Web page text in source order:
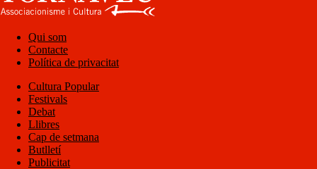
Qui som
Contacte
Política de privacitat
Cultura Popular
Festivals
Debat
Llibres
Cap de setmana
Butlletí
Publicitat